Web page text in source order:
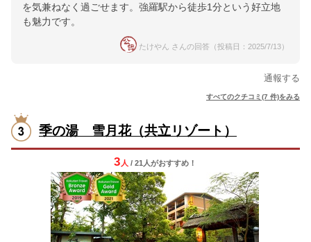
を気兼ねなく過ごせます。強羅駅から徒歩1分という好立地
も魅力です。
たけやん さんの回答（投稿日：2025/7/13）
通報する
すべてのクチコミ(7 件)をみる
季の湯 雪月花（共立リゾート）
3 人 / 21人がおすすめ！